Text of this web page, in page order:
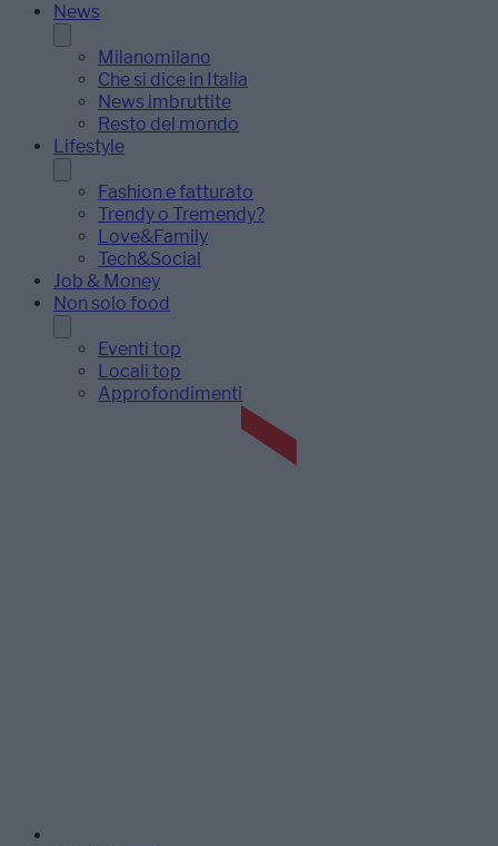
News
Milanomilano
Che si dice in Italia
News imbruttite
Resto del mondo
Lifestyle
Fashion e fatturato
Trendy o Tremendy?
Love&Family
Tech&Social
Job & Money
Non solo food
Eventi top
Locali top
Approfondimenti